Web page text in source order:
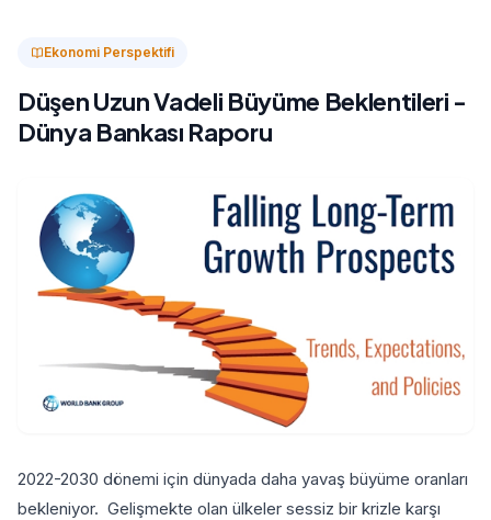
Ekonomi Perspektifi
Düşen Uzun Vadeli Büyüme Beklentileri -
Dünya Bankası Raporu
2022-2030 dönemi için dünyada daha yavaş büyüme oranları
bekleniyor. Gelişmekte olan ülkeler sessiz bir krizle karşı